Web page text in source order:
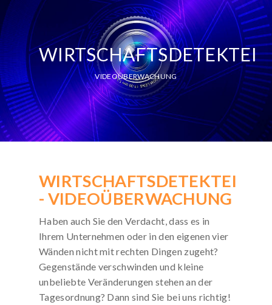
PRIVATDETEKTEI
TECHNIK
EINSATZORTE
HONORAR
KONTAKT
Rufen Sie kostenfrei an:
0800 / 589 03 04
Mo. bis Sa. von 8 bis 20 Uhr
WIRTSCHAFTSDETEKTEI
VIDEOÜBERWACHUNG
WIRTSCHAFTSDETEKTEI
- VIDEOÜBERWACHUNG
Haben auch Sie den Verdacht, dass es in
Ihrem Unternehmen oder in den eigenen vier
Wänden nicht mit rechten Dingen zugeht?
Gegenstände verschwinden und kleine
unbeliebte Veränderungen stehen an der
Tagesordnung? Dann sind Sie bei uns richtig!